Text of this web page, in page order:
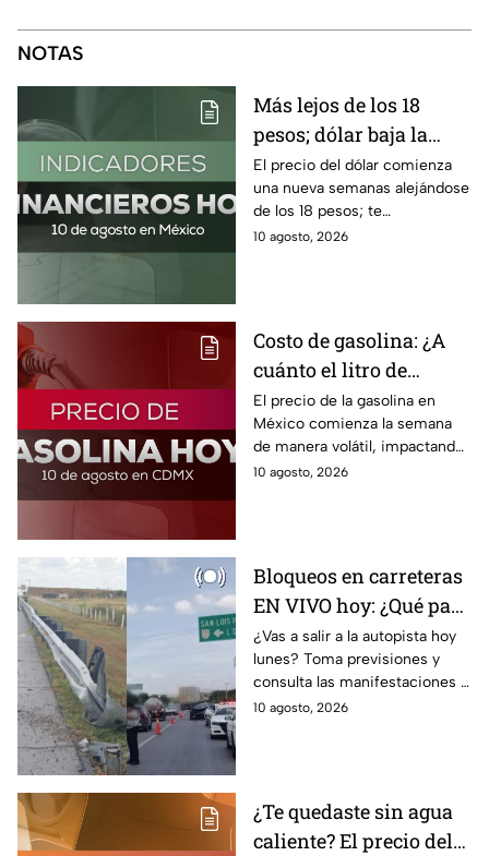
NOTAS
Más lejos de los 18
pesos; dólar baja la
segunda semana de
agosto
El precio del dólar comienza
una nueva semanas alejándose
de los 18 pesos; te
compartimos el tipo de
10 agosto, 2026
Costo de gasolina: ¿A
cuánto el litro de
Magna, Premium y
Diésel?
El precio de la gasolina en
México comienza la semana
de manera volátil, impactando
directamente en el bolsillo de
10 agosto, 2026
Bloqueos en carreteras
EN VIVO hoy: ¿Qué pasa
en las autopistas de
México este 10 de
agosto?
¿Vas a salir a la autopista hoy
lunes? Toma previsiones y
consulta las manifestaciones y
bloqueos en las carreteras de
10 agosto, 2026
¿Te quedaste sin agua
caliente? El precio del